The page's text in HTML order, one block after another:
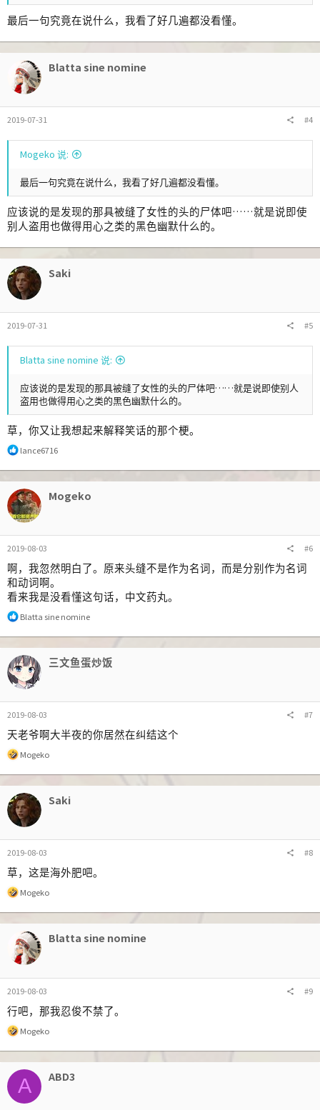
最后一句究竟在说什么，我看了好几遍都没看懂。
Blatta sine nomine
2019-07-31 #4
Mogeko 说:
最后一句究竟在说什么，我看了好几遍都没看懂。
应该说的是发现的那具被缝了女性的头的尸体吧……就是说即使
别人盗用也做得用心之类的黑色幽默什么的。
Saki
2019-07-31 #5
Blatta sine nomine 说:
应该说的是发现的那具被缝了女性的头的尸体吧……就是说即使别人
盗用也做得用心之类的黑色幽默什么的。
草，你又让我想起来解释笑话的那个梗。
反
:
lance6716
Mogeko
2019-08-03 #6
啊，我忽然明白了。原来头缝不是作为名词，而是分别作为名词
和动词啊。
看来我是没看懂这句话，中文药丸。
反
:
Blatta sine nomine
三文鱼蛋炒饭
2019-08-03 #7
天老爷啊大半夜的你居然在纠结这个
反
:
Mogeko
Saki
2019-08-03 #8
草，这是海外肥吧。
反
:
Mogeko
Blatta sine nomine
2019-08-03 #9
行吧，那我忍俊不禁了。
反
:
Mogeko
A ABD3